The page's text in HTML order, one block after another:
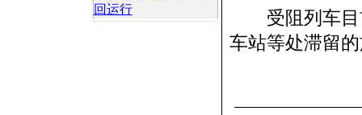
回运行
受阻列车目
车站等处滞留